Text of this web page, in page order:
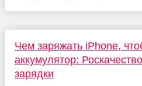
Чем заряжать iPhone,
аккумулятор:
зарядки